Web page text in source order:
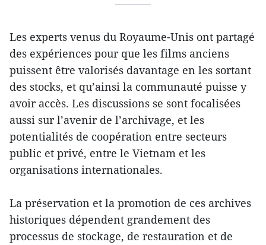
Les experts venus du Royaume-Unis ont partagé
des expériences pour que les films anciens
puissent être valorisés davantage en les sortant
des stocks, et qu’ainsi la communauté puisse y
avoir accès. Les discussions se sont focalisées
aussi sur l’avenir de l’archivage, et les
potentialités de coopération entre secteurs
public et privé, entre le Vietnam et les
organisations internationales.
La préservation et la promotion de ces archives
historiques dépendent grandement des
processus de stockage, de restauration et de